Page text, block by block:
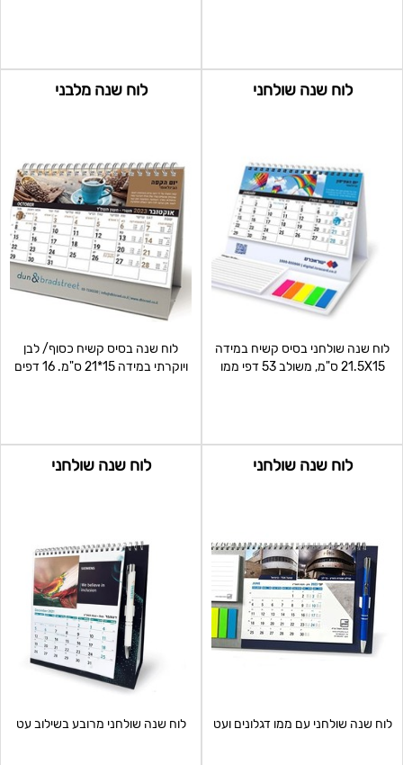
לוח שנה שולחני
לוח שנה שולחני בסיס קשיח במידה
21.5X15 ס"מ, משולב 53 דפי ממו
לוח שנה מלבני
לוח שנה בסיס קשיח כסוף/ לבן
ויוקרתי במידה 15*21 ס"מ. 16 דפים
לוח שנה שולחני
לוח שנה שולחני עם ממו דגלונים ועט
לוח שנה שולחני
לוח שנה שולחני מרובע בשילוב עט